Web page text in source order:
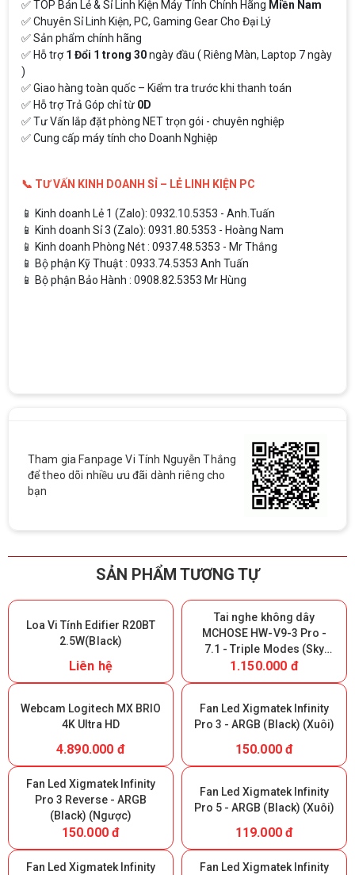
✅ TOP Bán Lẻ & Sỉ Linh Kiện Máy Tính Chính Hãng Miền Nam
✅ Chuyên Sỉ Linh Kiện, PC, Gaming Gear Cho Đại Lý
✅ Sản phẩm chính hãng
✅ Hỗ trợ1 Đổi 1 trong 30ngày đầu ( Riêng Màn, Laptop 7 ngày
)
✅ Giao hàng toàn quốc – Kiểm tra trước khi thanh toán
✅ Hỗ trợ Trả Góp chỉ từ 0D
✅ Tư Vấn lắp đặt phòng NET trọn gói - chuyên nghiệp
✅ Cung cấp máy tính cho Doanh Nghiệp
📞 TƯ VẤN KINH DOANH SỈ – LẺ LINH KIỆN PC
📱 Kinh doanh Lẻ 1 (Zalo): 0932.10.5353 - Anh.Tuấn
📱 Kinh doanh Sỉ 3 (Zalo): 0931.80.5353 - Hoàng Nam
📱 Kinh doanh Phòng Nét : 0937.48.5353 - Mr Thắng
📱 Bộ phận Kỹ Thuật : 0933.74.5353 Anh Tuấn
📱 Bộ phận Bảo Hành : 0908.82.5353 Mr Hùng
Tham gia Fanpage Vi Tính Nguyễn Thắng
để theo dõi nhiều ưu đãi dành riêng cho
bạn
SẢN PHẨM TƯƠNG TỰ
Loa Vi Tính Edifier R20BT
2.5W(Black)
Liên hệ
Tai nghe không dây
MCHOSE HW-V9-3 Pro -
7.1 - Triple Modes (Sky
White) (Giữ lại Box để bảo
hành)
1.150.000 đ
Webcam Logitech MX BRIO
4K Ultra HD
4.890.000 đ
Fan Led Xigmatek Infinity
Pro 3 - ARGB (Black) (Xuôi)
150.000 đ
Fan Led Xigmatek Infinity
Pro 3 Reverse - ARGB
(Black) (Ngược)
150.000 đ
Fan Led Xigmatek Infinity
Pro 5 - ARGB (Black) (Xuôi)
119.000 đ
Fan Led Xigmatek Infinity
Fan Led Xigmatek Infinity